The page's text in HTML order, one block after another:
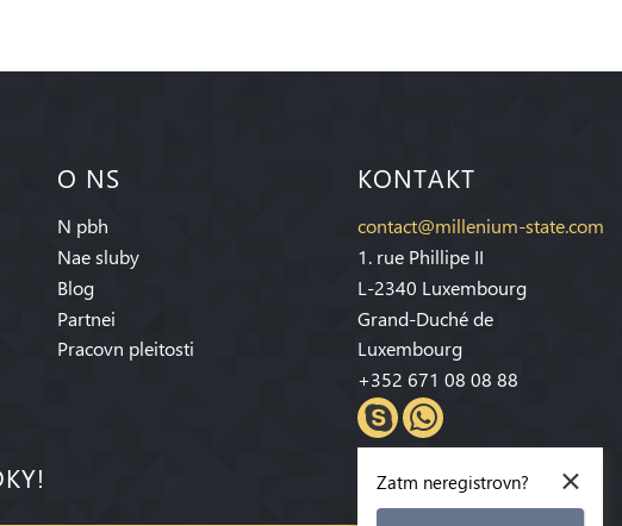
O NS
N pbh
Nae sluby
Blog
Partnei
Pracovn pleitosti
KONTAKT
contact@millenium-state.com
1. rue Phillipe II
L-2340 Luxembourg
Grand-Duché de
Luxembourg
+352 671 08 08 88
×
Zatm neregistrovn?